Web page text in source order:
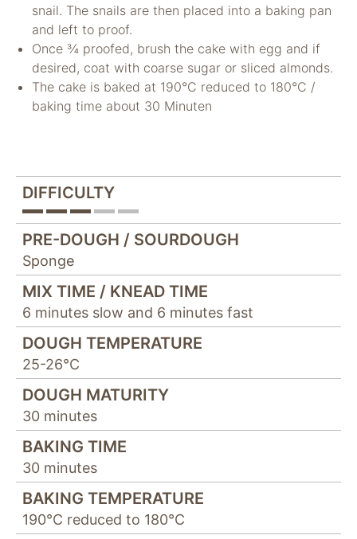
snail. The snails are then placed into a baking pan
and left to proof.
Once ¾ proofed, brush the cake with egg and if
desired, coat with coarse sugar or sliced almonds.
The cake is baked at 190°C reduced to 180°C /
baking time about 30 Minuten
DIFFICULTY
PRE-DOUGH / SOURDOUGH
Sponge
MIX TIME / KNEAD TIME
6 minutes slow and 6 minutes fast
DOUGH TEMPERATURE
25-26°C
DOUGH MATURITY
30 minutes
BAKING TIME
30 minutes
BAKING TEMPERATURE
190°C reduced to 180°C
Anzeigen an Ihr
Profil anzupassen.
Deaktivierung
dieser Cookies wird
die Werbung nicht
ausgeschaltet – sie
"Facebook Pixel"
um
Nutzungsstatistiken
aufzuzeichnen.